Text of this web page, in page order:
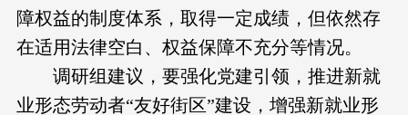
障权益的制度体系，取得一定成绩，但依然存
在适用法律空白、权益保障不充分等情况。
调研组建议，要强化党建引领，推进新就
业形态劳动者“友好街区”建设，增强新就业形